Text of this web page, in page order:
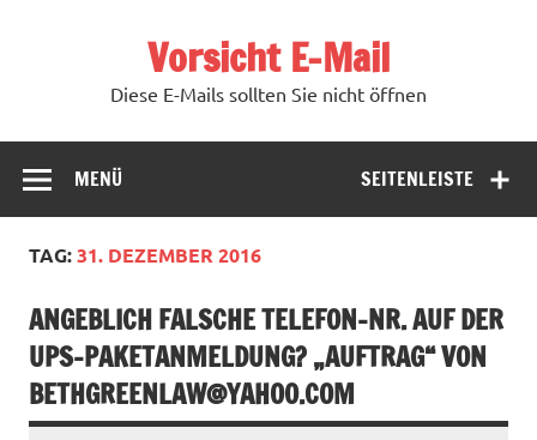
Vorsicht E-Mail
Diese E-Mails sollten Sie nicht öffnen
SEITENLEISTE
MENÜ
TAG:31. DEZEMBER 2016
ANGEBLICH FALSCHE TELEFON-NR. AUF DER
UPS-PAKETANMELDUNG? „AUFTRAG“ VON
BETHGREENLAW@YAHOO.COM